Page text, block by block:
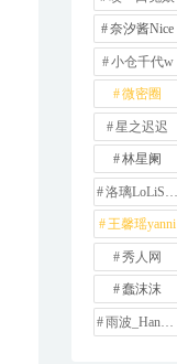
奈汐酱Nice
小仓千代w
微密圈
星之迟迟
林星阑
洛璃LoLiSAMA
王馨瑶yanni
秀人网
蠢沫沫
雨波_HaneAme